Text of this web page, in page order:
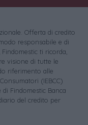
Offerta di credito
responsabile e di
ti ricorda,
visione di tutte le
riferimento alle
(IEBCC)
Findomestic Banca
del credito per